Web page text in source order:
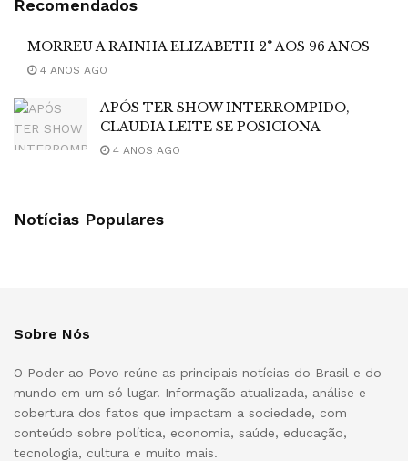
Recomendados
MORREU A RAINHA ELIZABETH 2° AOS 96 ANOS
4 ANOS AGO
APÓS TER SHOW INTERROMPIDO,
CLAUDIA LEITE SE POSICIONA
4 ANOS AGO
Notícias Populares
Sobre Nós
O Poder ao Povo reúne as principais notícias do Brasil e do
mundo em um só lugar. Informação atualizada, análise e
cobertura dos fatos que impactam a sociedade, com
conteúdo sobre política, economia, saúde, educação,
tecnologia, cultura e muito mais.